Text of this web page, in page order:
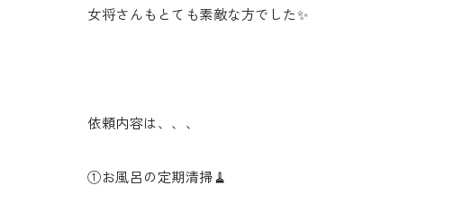
女将さんもとても素敵な方でした✨
依頼内容は、、、
①お風呂の定期清掃🧹